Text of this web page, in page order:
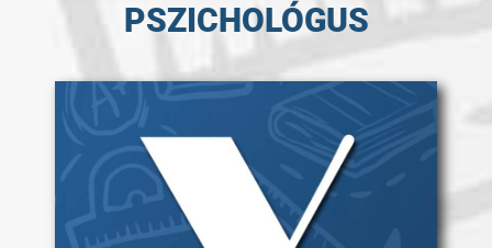
PSZICHOLÓGUS